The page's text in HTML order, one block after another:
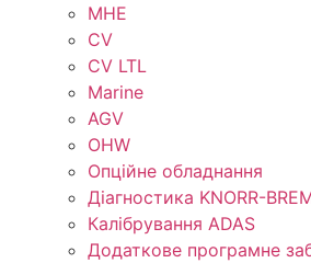
MHE
CV
CV LTL
Marine
AGV
OHW
Опційне обладнання
Діагностика KNORR-
Калібрування ADAS
Додаткове програмне